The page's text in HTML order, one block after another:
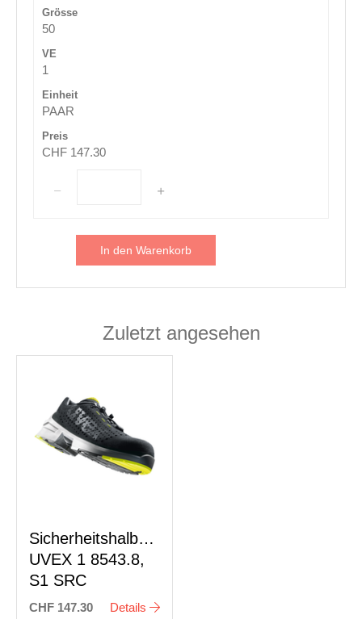
50
1
PAAR
CHF 147.30
In den Warenkorb
Zuletzt angesehen
Sicherheitshalbschuh
UVEX 1 8543.8,
S1 SRC
CHF 147.30 Details